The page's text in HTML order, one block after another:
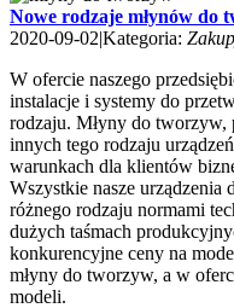
Nowe rodzaje młynów do
2020-09-02|Kategoria:
W ofercie naszego
instalacje i systemy do
rodzaju. Młyny do tworzyw,
innych tego rodzaju
warunkach dla klientów
Wszystkie nasze
różnego rodzaju normami
dużych taśmach
konkurencyjne ceny na
młyny do tworzyw, a w
modeli.